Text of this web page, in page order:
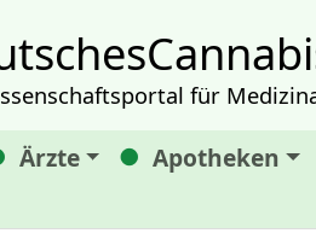
für
Ärzte Apotheken